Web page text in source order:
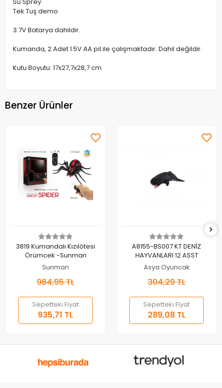
Su Sprey
Tek Tuş demo
3.7V Batarya dahildir.
Kumanda, 2 Adet 1.5V AA pil ile çalışmaktadır. Dahil değildir.
Kutu Boyutu: 17x27,7x28,7 cm
Benzer Ürünler
Sepete Ekle
3819 Kumandalı Kızılötesi
Örümcek -Sunman
Sunman
984,95 TL
Sepetteki Fiyat
935,71 TL
Sepete Ekle
A8155-BS007 KT DENİZ
HAYVANLARI 12 ASST
Asya Oyuncak
304,29 TL
Sepetteki Fiyat
289,08 TL